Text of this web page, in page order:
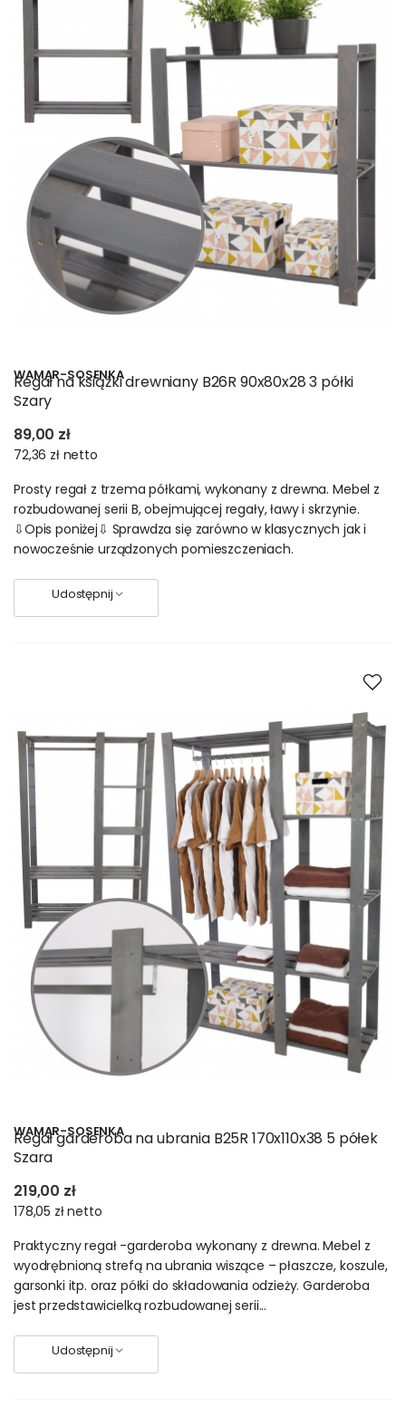
WAMAR-SOSENKA
Regał na książki drewniany B26R 90x80x28 3 półki
Szary
89,00 zł
72,36 zł netto
Prosty regał z trzema półkami, wykonany z drewna. Mebel z
rozbudowanej serii B, obejmującej regały, ławy i skrzynie.
⇩Opis poniżej⇩ Sprawdza się zarówno w klasycznych jak i
nowocześnie urządzonych pomieszczeniach.
Udostępnij
WAMAR-SOSENKA
Regał garderoba na ubrania B25R 170x110x38 5 półek
Szara
219,00 zł
178,05 złnetto
Praktyczny regał -garderoba wykonany z drewna. Mebel z
wyodrębnioną strefą na ubrania wiszące – płaszcze, koszule,
garsonki itp. oraz półki do składowania odzieży. Garderoba
jest przedstawicielką rozbudowanej serii...
Udostępnij